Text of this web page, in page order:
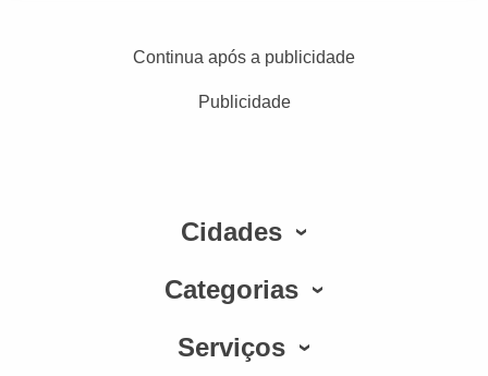
Continua após a publicidade
Publicidade
Cidades
Categorias
Serviços